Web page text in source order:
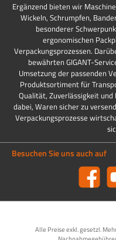
Ergänzend bieten wir
Wickeln, Schrumpfen,
besonderer
ergonomischen
Verpackungsprozessen.
bewährten GIGANT-
Umsetzung der passenden
Produktsortiment für
Qualität, Zuverlässigkeit
dabei, Waren sicher zu
Verpackungsprozesse
Besuchen Sie uns auch auf
Facebook
Alle Preise exkl. gesetzl.